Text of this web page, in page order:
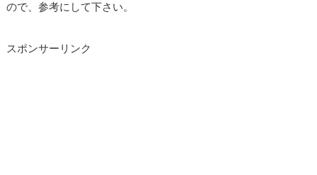
ので、参考にして下さい。
スポンサーリンク